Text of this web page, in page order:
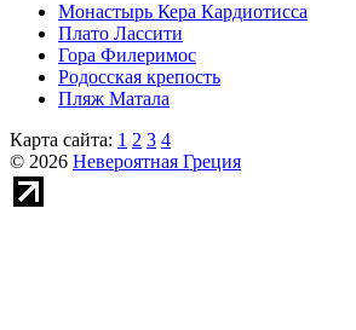
Монастырь Кера Кардиотисса
Плато Лассити
Гора Филеримос
Родосская крепость
Пляж Матала
Карта сайта: 1 2 3 4
© 2026 Невероятная Греция